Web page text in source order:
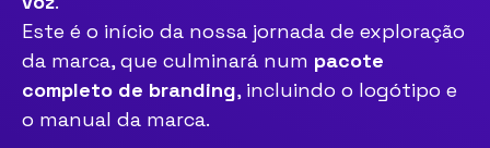
Este é o início da nossa jornada de exploração
da marca, que culminará num pacote
completo de branding, incluindo o logótipo e
o manual da marca.